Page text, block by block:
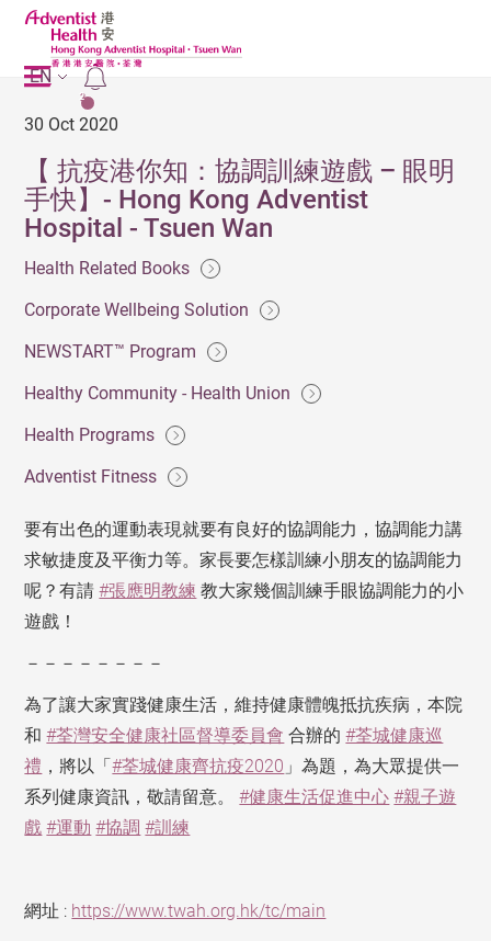
2
EN
30 Oct 2020
【 抗疫港你知：協調訓練遊戲 – 眼明
手快】- Hong Kong Adventist
Hospital - Tsuen Wan
Health Related Books
Corporate Wellbeing Solution
NEWSTART™ Program
Healthy Community - Health Union
Health Programs
Adventist Fitness
要有出色的運動表現就要有良好的協調能力，協調能力講
求敏捷度及平衡力等。家長要怎樣訓練小朋友的協調能力
呢？有請#張應明教練 教大家幾個訓練手眼協調能力的小
遊戲！
－－－－－－－－
為了讓大家實踐健康生活，維持健康體魄抵抗疾病，本院
和#荃灣安全健康社區督導委員會 合辦的#荃城健康巡
禮 ，將以「#荃城健康齊抗疫2020 」為題，為大眾提供一
系列健康資訊，敬請留意。#健康生活促進中心 #親子遊
戲 #運動 #協調 #訓練
網址 : https://www.twah.org.hk/tc/main